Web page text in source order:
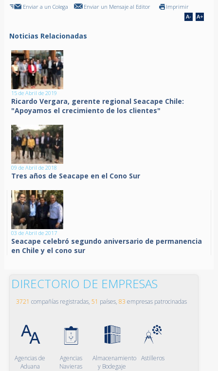
Enviar a un Colega Enviar un Mensaje al Editor Imprimir
Noticias Relacionadas
15 de Abril de 2019
Ricardo Vergara, gerente regional Seacape Chile:
"Apoyamos el crecimiento de los clientes"
09 de Abril de 2018
Tres años de Seacape en el Cono Sur
03 de Abril de 2017
Seacape celebró segundo aniversario de permanencia
en Chile y el cono sur
DIRECTORIO DE EMPRESAS
3721 compañías registradas, 51 países, 83 empresas patrocinadas
Agencias de
Aduana
Agencias
Navieras
Almacenamiento
y Bodegaje
Astilleros